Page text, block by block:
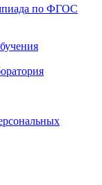
по ФГОС